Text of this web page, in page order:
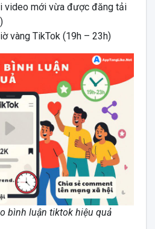
video mới vừa được đăng tải
vàng TikTok (19h – 23h)
bình luận tiktok hiệu quả